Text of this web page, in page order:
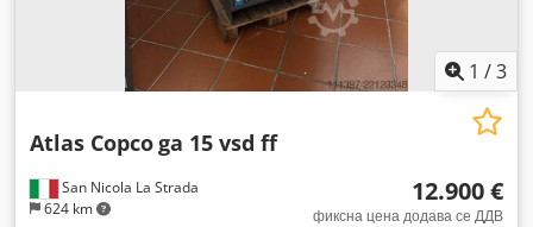
1 /3
San Nicola La Strada
624 km
Atlas Copcoga 15 vsd ff
12.900 €
фиксна цена додава се ДДВ